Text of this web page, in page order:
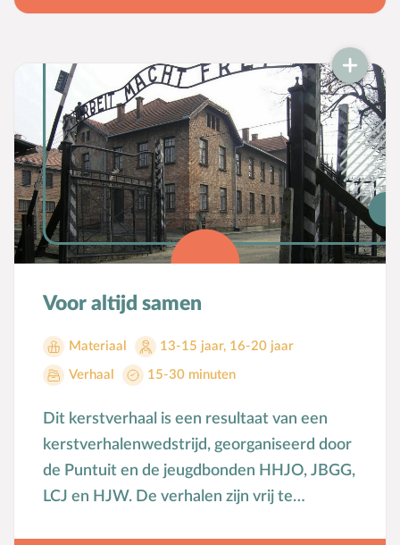
Voor altijd samen
Materiaal 13-15 jaar, 16-20 jaar
Verhaal 15-30 minuten
Dit kerstverhaal is een resultaat van een
kerstverhalenwedstrijd, georganiseerd door
de Puntuit en de jeugdbonden HHJO, JBGG,
LCJ en HJW. De verhalen zijn vrij te